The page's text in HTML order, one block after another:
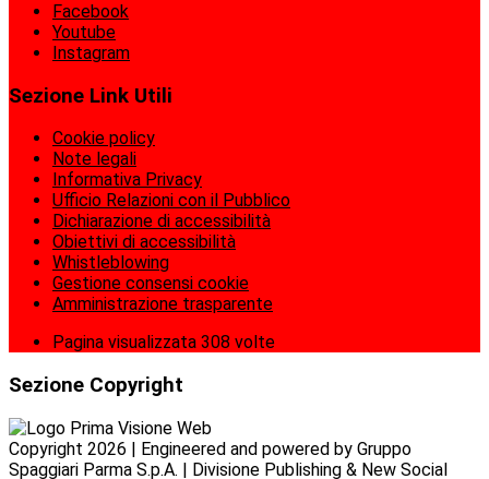
Facebook
Youtube
Instagram
Sezione Link Utili
Cookie policy
Note legali
Informativa Privacy
Ufficio Relazioni con il Pubblico
Dichiarazione di accessibilità
Obiettivi di accessibilità
Whistleblowing
Gestione consensi cookie
Amministrazione trasparente
Pagina visualizzata 308 volte
Sezione Copyright
Copyright 2026 | Engineered and powered by Gruppo
Spaggiari Parma S.p.A. | Divisione Publishing & New Social